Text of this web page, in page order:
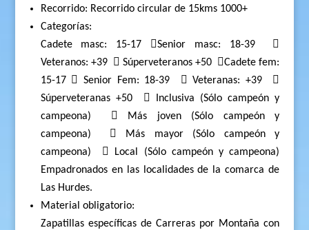
Recorrido: Recorrido circular de 15kms 1000+
Categorías:
Cadete masc: 15-17 Senior masc: 18-39

Veteranos: +39
 Súperveteranos +50
Cadete fem:
15-17  Senior Fem: 18-39
 Veteranas: +39

Súperveteranas +50
 Inclusiva (Sólo campeón y
campeona)
 Más joven (Sólo campeón y
campeona)
 Más mayor (Sólo campeón y
campeona)
 Local (Sólo campeón y campeona)
Empadronados en las localidades de la comarca de
Las Hurdes.
Material obligatorio:
Zapatillas específicas de Carreras por Montaña con